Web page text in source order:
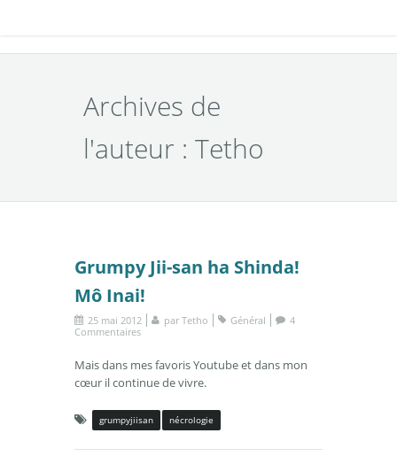
Archives de
l'auteur : Tetho
Grumpy Jii-san ha Shinda!
Mô Inai!
25 mai 2012 par Tetho Général
4
Commentaires
Mais dans mes favoris Youtube et dans mon
cœur il continue de vivre.
grumpyjiisan nécrologie